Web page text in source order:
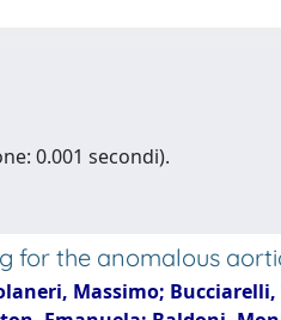
0.001 secondi).
for the anomalous
Massimo;